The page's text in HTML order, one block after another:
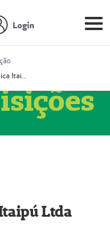
Login
Prestador Clínica Itaipú Ltda (51004348-2)
Ltda